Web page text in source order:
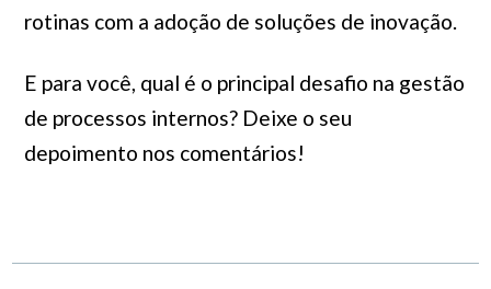
rotinas com a adoção de soluções de inovação.
E para você, qual é o principal desafio na gestão
de processos internos? Deixe o seu
depoimento nos comentários!